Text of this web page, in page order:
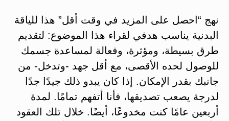
نهج “احصل على المزيد في وقت أقل” هذا للياقة
البدنية يناسب هدفي لقراء هذا الموضوع: لتقديم
طرق بسيطة، ومؤثرة، وفعالة لمساعدة جسمك
للوصول لحده الأقصى، مع أقل جهد -وتدخل- من
جانبك بقدر الإمكان. إذا كان يبدو ذلك جيدًا جدًا
لدرجة يصعب تصديقها، فأنا أتفهم تمامًا. لمدة
أربعين عامًا كنت مخدوعًا، أيضًا. خلال تلك العقود